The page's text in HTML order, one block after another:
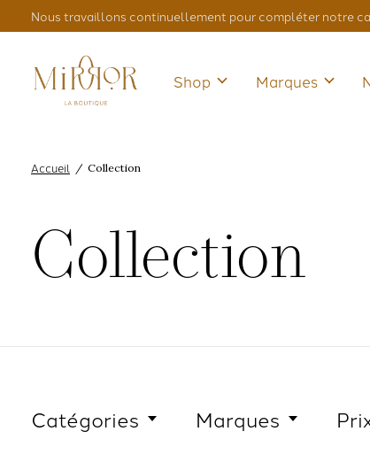
Nous travaillons continuellement pour compléter notre
Shop Marques
Accueil / Collection
Collection
Catégories Marques